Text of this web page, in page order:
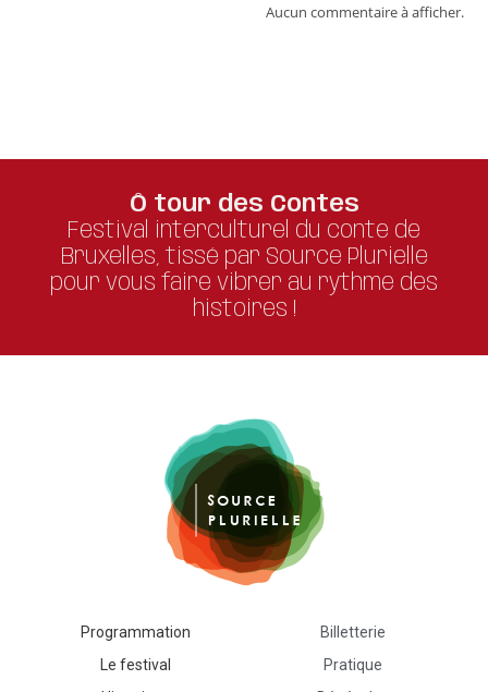
Aucun commentaire à afficher.
Ô tour des Contes
Festival interculturel du conte de
Bruxelles, tissé par Source Plurielle
pour vous faire vibrer au rythme des
histoires !
Programmation
Le festival
Billetterie
Pratique